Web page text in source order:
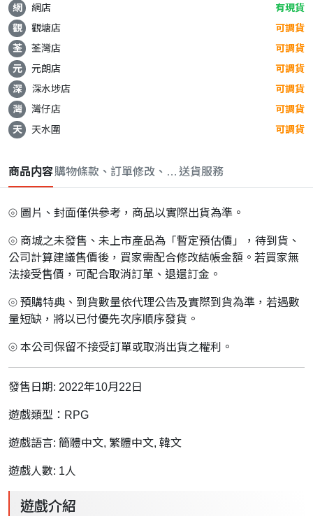
網 網店
有現貨
觀
觀塘店
可調貨
荃
荃灣店
可調貨
元
元朗店
可調貨
深
深水埗店
可調貨
灣
灣仔店
可調貨
天
天水圍 可調貨
商品内容購物條款、訂單修改、取消與退款政策
送貨服務
⦾ 圖片、封面僅供參考，商品以實際出貨為準。
⦾ 商城之未發售、未上市產品為「暫定預估價」，待到貨、
公司計算建議售價後，買家需配合修改結帳金額。若買家無
法接受售價，可配合取消訂單、退還訂金。
⦾ 預購特典、到貨數量依代理公告及實際到貨為準，若遇數
量短缺，將以已付優先次序順序發貨。
⦾ 本公司保留不接受訂單或取消出貨之權利。
發售日期: 2022年10月22日
遊戲類型：RPG
遊戲語言: 簡體中文, 繁體中文, 韓文
遊戲人數: 1人
遊戲介紹